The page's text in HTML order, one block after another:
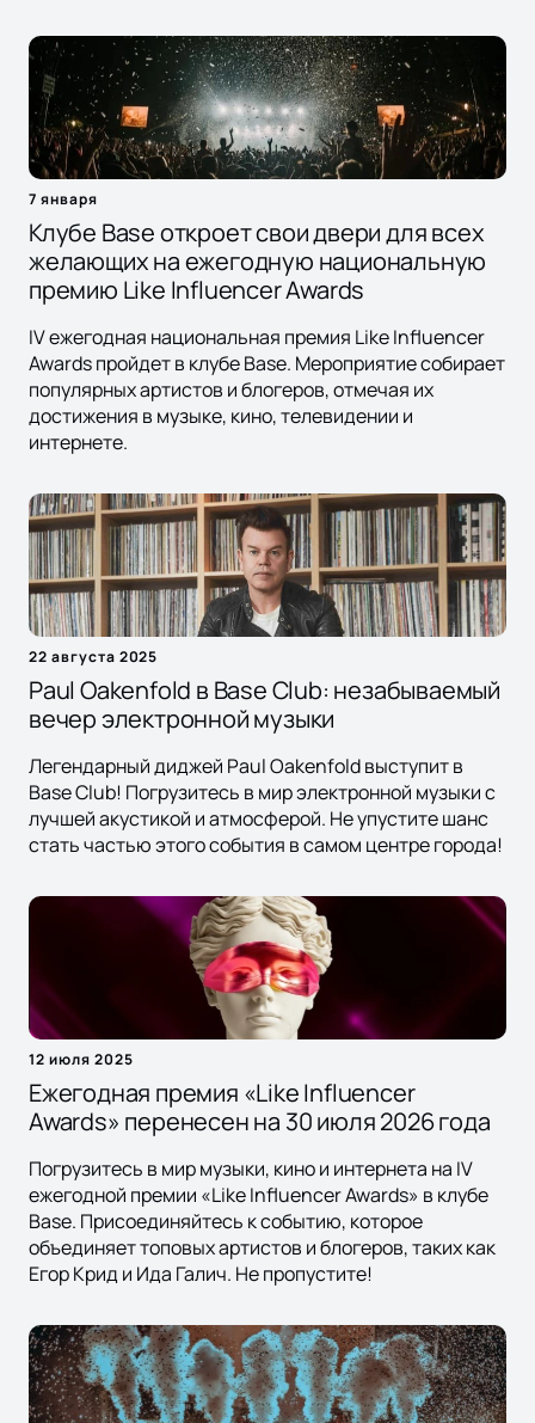
7 января
Клубе Base откроет свои двери для всех
желающих на ежегодную национальную
премию Like Influencer Awards
IV ежегодная национальная премия Like Influencer
Awards пройдет в клубе Base. Мероприятие собирает
популярных артистов и блогеров, отмечая их
достижения в музыке, кино, телевидении и
интернете.
22 августа 2025
Paul Oakenfold в Base Club: незабываемый
вечер электронной музыки
Легендарный диджей Paul Oakenfold выступит в
Base Club! Погрузитесь в мир электронной музыки с
лучшей акустикой и атмосферой. Не упустите шанс
стать частью этого события в самом центре города!
12 июля 2025
Ежегодная премия «Like Influencer
Awards» перенесен на 30 июля 2026 года
Погрузитесь в мир музыки, кино и интернета на IV
ежегодной премии «Like Influencer Awards» в клубе
Base. Присоединяйтесь к событию, которое
объединяет топовых артистов и блогеров, таких как
Егор Крид и Ида Галич. Не пропустите!